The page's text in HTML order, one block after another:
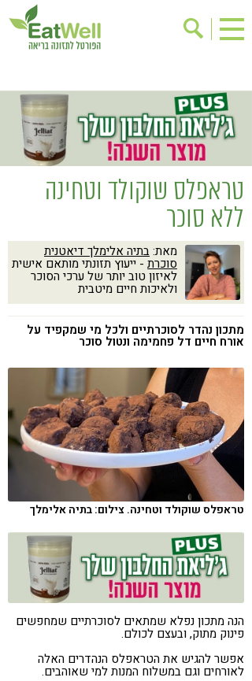
בישול בריא
אינדקס עסקים
ריפוי ומניעת מחלות
בריאות האישה
תוספי תזונה
מתכוני בריאות
אירועים
שינוי תזונתי
גישות בתזונה
ניקוי רעלים
מזונות על
ילדים
תזונה וספורט
רגישות לגלוטן
טעים להכיר
קורונה
טבעונות
טראפלס שוקולד וטחינה
ללא סוכר
מאת:בתיה אלימלך דיאטנית
סוכרת - ייעוץ תזונתי מותאם אישית
לאיזון טוב יותר של ערכי הסוכר
ולאיכות חיים מיטבית
מתכון נהדר לסוכרתיים ולכל מי שמקפיד על
אורח חיים דל פחמימה ונטול סוכר
טראפלס שוקולד וטחינה. צילום: בתיה אלימלך
הנה מתכון נפלא שמתאים לסוכרתיים שמחפשים
פינוק מתוק, ובעצם לכולם.
אפשר להגיש את הטראפלס הנהדרים האלה
לאורחים וגם במשלוח המנות למי שאוהבים.